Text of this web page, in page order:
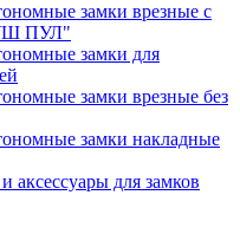
замки врезные с
ПУЛ"
замки для
замки врезные без
замки накладные
для замков